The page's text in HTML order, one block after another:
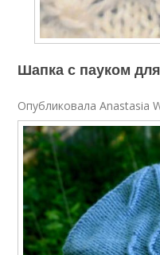
Шапка с пауком
Опубликовала Anastasia